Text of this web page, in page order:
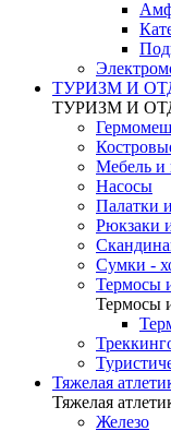
ТУРИЗМ И
ТУРИЗМ И
Мебель и
Насосы
Палатки
Рюкзаки
Сумки -
Термосы
Термосы
Тяжелая
Тяжелая
Железо